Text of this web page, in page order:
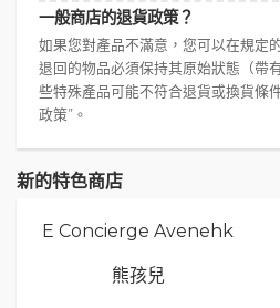
一般商店的退貨政策？
如果您對產品不滿意，您可以在規定
退回的物品必須保持其原始狀態（帶
些特殊產品可能不符合退貨或換貨條
政策”。
新的特色商店
E Concierge Avenehk
熊孩兒